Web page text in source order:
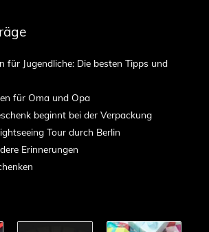
für Jugendliche: Die besten Tipps und
für Oma und Opa
beginnt bei der Verpackung
Tour durch Berlin
Erinnerungen